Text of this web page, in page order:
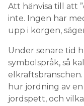
Att hänvisa till att
inte. Ingen har
upp i korgen,
Under senare tid
symbolspråk, så
hur jordning av
jordspett, och